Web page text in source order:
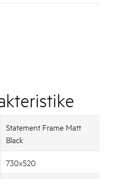
Statement Frame Matt
Black
730x520